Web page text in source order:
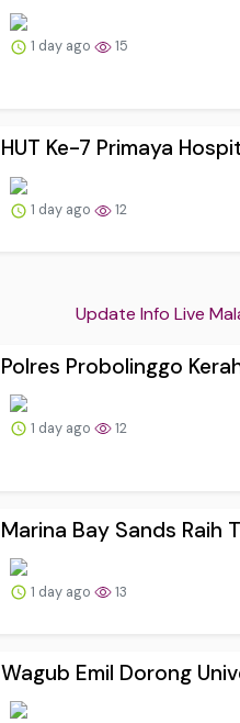
1 day ago 15
HUT Ke-7 Primaya
1 day ago 12
Update Info Live
Polres Probolinggo
1 day ago 12
Marina Bay Sands Raih
1 day ago 13
Wagub Emil Dorong